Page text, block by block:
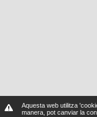
Aquesta web utilitza
manera, pot canviar la